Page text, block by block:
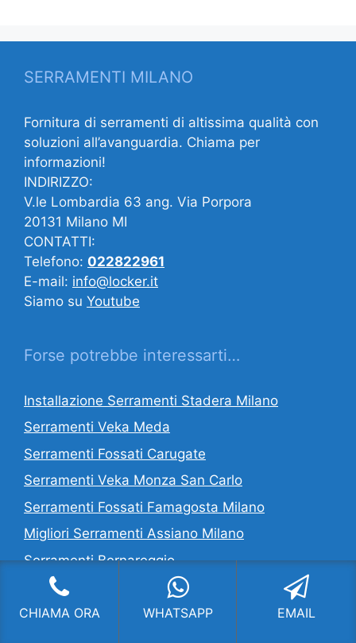
SERRAMENTI MILANO
Fornitura di serramenti di altissima qualità con
soluzioni all’avanguardia. Chiama per
informazioni!
INDIRIZZO:
V.le Lombardia 63 ang. Via Porpora
20131 Milano MI
CONTATTI:
Telefono: 022822961
E-mail: info@locker.it
Siamo su Youtube
Forse potrebbe interessarti…
Installazione Serramenti Stadera Milano
Serramenti Veka Meda
Serramenti Fossati Carugate
Serramenti Veka Monza San Carlo
Serramenti Fossati Famagosta Milano
Migliori Serramenti Assiano Milano
Serramenti Bernareggio
CI OCCUPIAMO DI:
CHIAMA ORA WHATSAPP EMAIL